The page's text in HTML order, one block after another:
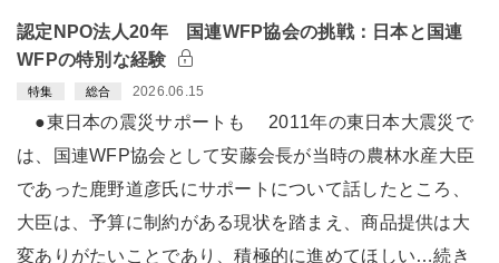
認定NPO法人20年 国連WFP協会の挑戦：日本と国連
WFPの特別な経験
特集 総合 2026.06.15
●東日本の震災サポートも 2011年の東日本大震災で
は、国連WFP協会として安藤会長が当時の農林水産大臣
であった鹿野道彦氏にサポートについて話したところ、
大臣は、予算に制約がある現状を踏まえ、商品提供は大
変ありがたいことであり、積極的に進めてほしい…続き